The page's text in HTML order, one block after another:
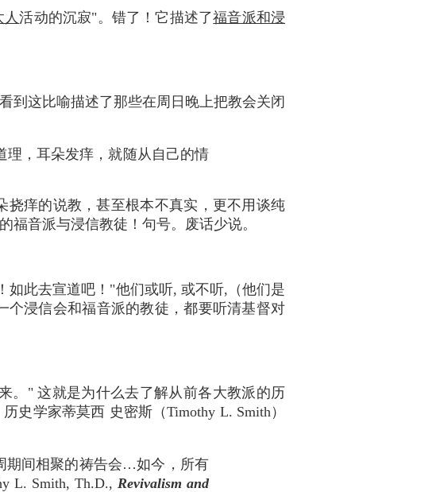
人活动的沉寂"。错了！它描述了福音派和浸
到这比喻描述了那些在周日晚上把教会关闭
，耳朵发痒，就随从自己的情
痒的说教，甚至根本不真实，更不用谈纯
福音派与浸信教徒！句号。废话少说。
如此去宣道吧！"他们或听, 或不听,（他们是
个浸信会和福音派的教徒，都要听清基督对
。" 这就是为什么去了解从前各大教派的历
史学家蒂莫西 史密斯（Timothy L. Smith）
间相聚的祷告会…如今，所有
L. Smith, Th.D., Revivalism and